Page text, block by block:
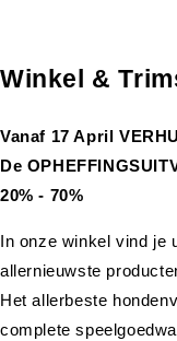
Winkel &
Vanaf 17 April
De
20% - 70%
In onze winkel vind je
allernieuwste
Het allerbeste
complete